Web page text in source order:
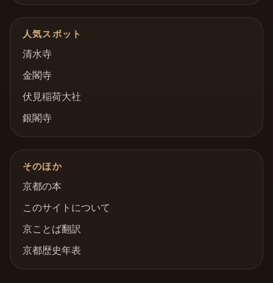
人気スポット
清水寺
金閣寺
伏見稲荷大社
銀閣寺
そのほか
京都の本
このサイトについて
京ことば翻訳
京都歴史年表